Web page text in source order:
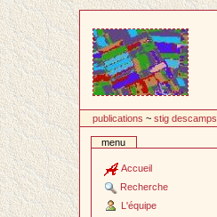
contenu
publications ~stig descamps
menu
Accueil
Recherche
L'équipe